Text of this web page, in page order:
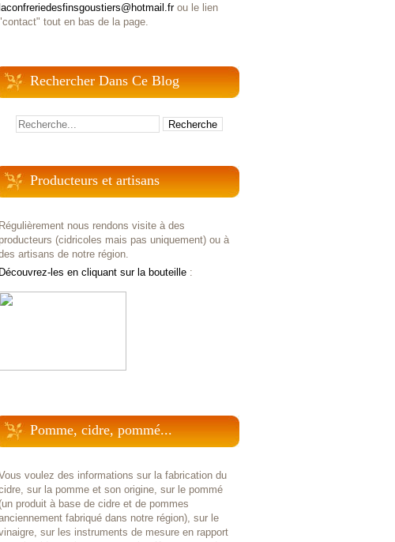
laconfreriedesfinsgoustiers@hotmail.frou le lien
tout en bas de la page.
Rechercher Dans Ce Blog
Producteurs et artisans
Régulièrement nous rendons visite à des
producteurs (cidricoles mais pas uniquement) ou à
artisans de notre région.
Découvrez-les en cliquant sur la bouteille :
Pomme, cidre, pommé...
voulez des informations sur la fabrication du
sur la pomme et son origine, sur le pommé
produit à base de cidre et de pommes
fabriqué dans notre région), sur le
sur les instruments de mesure en rapport